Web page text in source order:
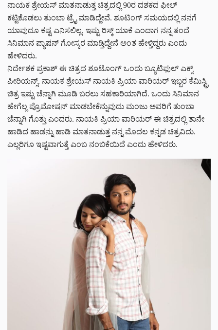
ನಾಯಕ ಶ್ರೇಯಸ್ ಮಾತನಾಡುತ್ತ ಚಿತ್ರದಲ್ಲಿ 90ರ ದಶಕದ ಫೀಲ್
ಕಟ್ಟಿಕೊಡಲು ತುಂಬಾ ಟ್ರೈ ಮಾಡಿದ್ದೇವೆ. ಶೂಟಿಂಗ್ ಸಮಯದಲ್ಲಿ ನನಗೆ
ಯಾವುದೂ ಕಷ್ಟ ಎನಿಸಲಿಲ್ಲ. ಇಷ್ಟು ರಿಸ್ಕ್ ಯಾಕೆ ಎಂದಾಗ ನನ್ನ ತಂದೆ
ಸಿನಿಮಾನ ಪ್ಯಾಷನ್ ಗೋಸ್ಕರ ಮಾಡ್ತಿದ್ದೇನೆ ಅಂತ ಹೇಳ್ತಿದ್ದರು ಎಂದು
ಹೇಳಿದರು.
ನಿರ್ದೇಶಕ ಪ್ರಕಾಶ್ ಈ ಚಿತ್ರದ ಶೂಟೊಂಗ್ ಒಂದು ಬ್ಯೂಟಿಫುಲ್ ಎಕ್ಸ್
ಪೀರಿಯನ್ಸ್. ನಾಯಕ ಶ್ರೇಯಸ್ ನಾಯಕಿ ಪ್ರಿಯಾ ವಾರಿಯರ್ ಇಬ್ಬರ ಕೆಮಿಸ್ಟ್ರಿ
ಚಿತ್ರ ಇಷ್ಟು ಚೆನ್ನಾಗಿ ಮೂಡಿ ಬರಲು ಸಹಕಾರಿಯಾಗಿದೆ. ಒಂದು ಸಿನಿಮಾನ
ಹೇಗೆಲ್ಲ ಪ್ರೊಮೋಷನ್ ಮಾಡಬೇಕೆನ್ನುವುದು ಮಂಜು ಅವರಿಗೆ ತುಂಬಾ
ಚೆನ್ನಾಗಿ ಗೊತ್ತು ಎಂದರು. ನಾಯಕಿ ಪ್ರಿಯಾ ವಾರಿಯರ್ ಈ ಚಿತ್ರದಲ್ಲಿ ತಾನೇ
ಹಾಡಿದ ಹಾಡನ್ನು ಹಾಡಿ ಮಾತನಾಡುತ್ತ ನನ್ನ‌ ಮೊದಲ‌ ಕನ್ನಡ ಚಿತ್ರವಿದು.
ಎಲ್ಲರಿಗೂ ಇಷ್ಟವಾಗುತ್ತೆ ಎಂಬ ನಂಬಿಕೆಯಿದೆ ಎಂದು ಹೇಳಿದರು.